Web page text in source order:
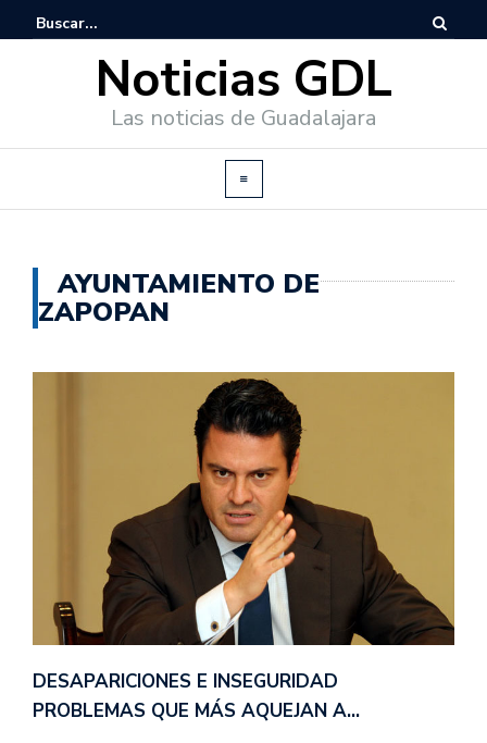
Noticias GDL
Las noticias de Guadalajara
AYUNTAMIENTO DE
ZAPOPAN
DESAPARICIONES E INSEGURIDAD
PROBLEMAS QUE MÁS AQUEJAN A…